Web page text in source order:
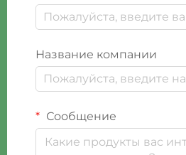
Название компании
Сообщение